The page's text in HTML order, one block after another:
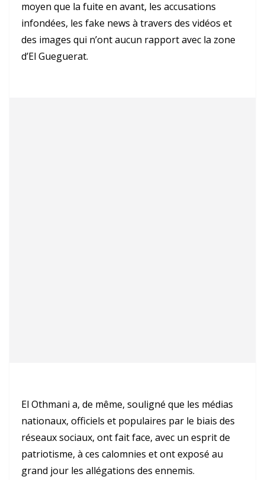
moyen que la fuite en avant, les accusations
infondées, les fake news à travers des vidéos et
des images qui n’ont aucun rapport avec la zone
d’El Gueguerat.
El Othmani a, de même, souligné que les médias
nationaux, officiels et populaires par le biais des
réseaux sociaux, ont fait face, avec un esprit de
patriotisme, à ces calomnies et ont exposé au
grand jour les allégations des ennemis.